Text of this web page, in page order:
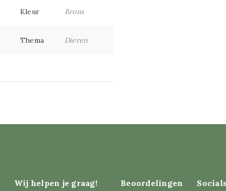
Kleur Brons
Thema Dieren
Wij helpen je graag! Beoordelingen